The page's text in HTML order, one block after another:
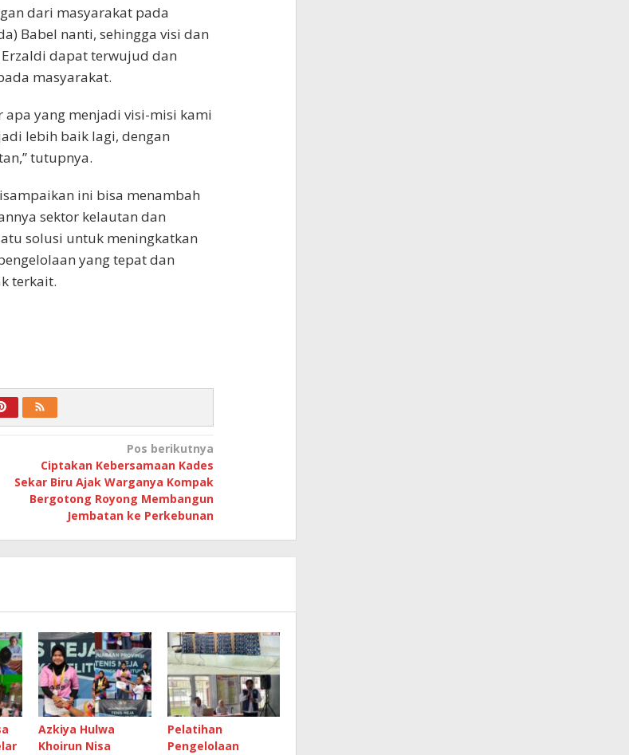
dari masyarakat pada
Babel nanti, sehingga visi dan
dapat terwujud dan
masyarakat.
apa yang menjadi visi-misi kami
lebih baik lagi, dengan
tutupnya.
ini bisa menambah
sektor kelautan dan
solusi untuk meningkatkan
yang tepat dan
terkait.
Pos berikutnya
Ciptakan Kebersamaan Kades
Sekar Biru Ajak Warganya Kompak
Bergotong Royong Membangun
Jembatan ke Perkebunan
Azkiya Hulwa
Khoirun Nisa
Pelatihan
Pengelolaan